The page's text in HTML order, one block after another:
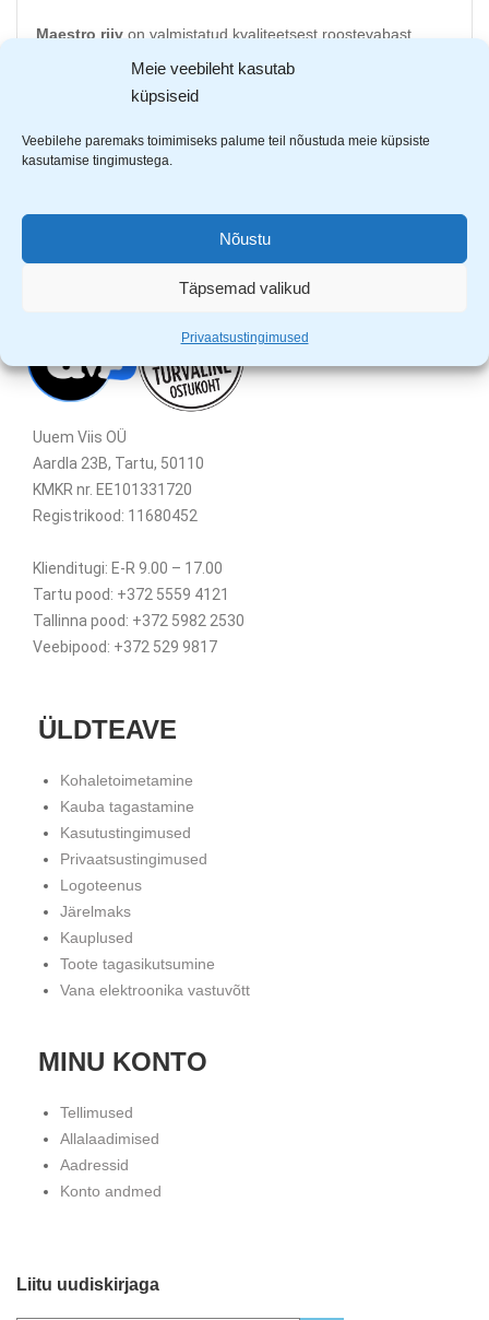
Meie veebileht kasutab
küpsiseid
Veebilehe paremaks toimimiseks palume teil nõustuda meie küpsiste
kasutamise tingimustega.
Nõustu
Täpsemad valikud
Privaatsustingimused
Maestro riiv on valmistatud kvaliteetsest roostevabast
terasest. Mugav
kummist käepide tagab hea haaravuse.
Uuem Viis OÜ
Aardla 23B, Tartu, 50110
KMKR nr. EE101331720
Registrikood: 11680452
Klienditugi: E-R 9.00 – 17.00
Tartu pood: +372 5559 4121
Tallinna pood: +372 5982 2530
Veebipood: +372 529 9817
ÜLDTEAVE
Kohaletoimetamine
Kauba tagastamine
Kasutustingimused
Privaatsustingimused
Logoteenus
Järelmaks
Kauplused
Toote tagasikutsumine
Vana elektroonika vastuvõtt
MINU KONTO
Tellimused
Allalaadimised
Aadressid
Konto andmed
Liitu uudiskirjaga